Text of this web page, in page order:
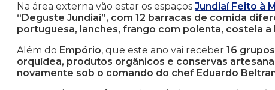
Na área externa vão estar os espaços Jundiaí Feito à
“Deguste Jundiaí”, com 12 barracas de comida
portuguesa, lanches, frango com polenta, costela
Além do Empório, que este ano vai receber 16 grupos
orquídea, produtos orgânicos e conservas
novamente sob o comando do chef Eduardo